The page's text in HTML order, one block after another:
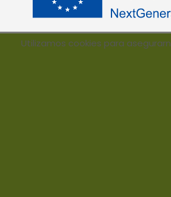
Utilizamos cookies para